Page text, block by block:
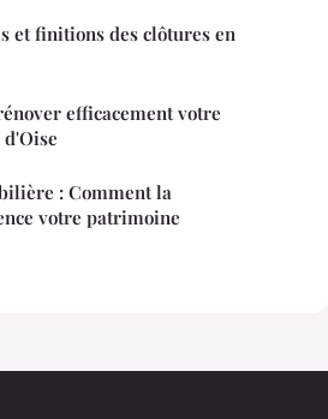
et finitions des clôtures en
efficacement votre
: Comment la
votre patrimoine